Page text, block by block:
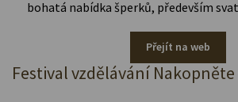
bohatá nabídka šperků, především
Přejít na web
Festival vzdělávání